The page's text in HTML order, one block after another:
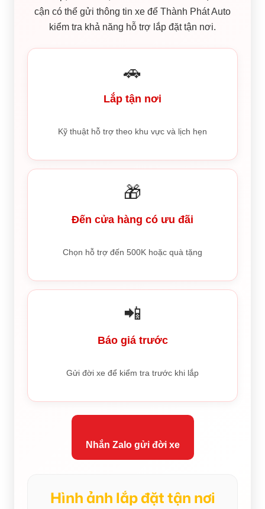
cận có thể gửi thông tin xe để Thành Phát Auto
kiểm tra khả năng hỗ trợ lắp đặt tận nơi.
🚗
Lắp tận nơi
Kỹ thuật hỗ trợ theo khu vực và lịch hẹn
🎁
Đến cửa hàng có ưu đãi
Chọn hỗ trợ đến 500K hoặc quà tặng
📲
Báo giá trước
Gửi đời xe để kiểm tra trước khi lắp
Nhắn Zalo gửi đời xe
Hình ảnh lắp đặt tận nơi